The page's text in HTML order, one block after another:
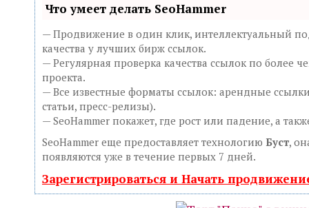
Что умеет делать SeoHammer
— Продвижение в один клик, интеллектуальный
качества у лучших бирж ссылок.
— Регулярная проверка качества ссылок по более
проекта.
— Все известные форматы ссылок: арендные
статьи, пресс-релизы).
— SeoHammer покажет, где рост или падение, а
SeoHammer еще предоставляет технологию Буст,
появляются уже в течение первых 7 дней.
Зарегистрироваться и Начать